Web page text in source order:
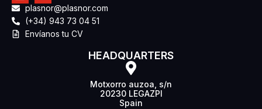
plasnor@plasnor.com
(+34) 943 73 04 51
Envíanos tu CV
HEADQUARTERS
Motxorro auzoa, s/n
20230 LEGAZPI
Spain